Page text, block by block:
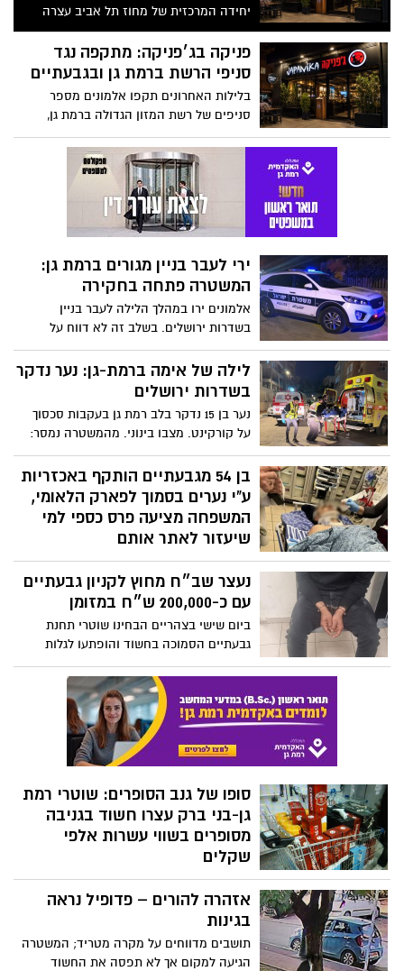
יחידה המרכזית של מחוז תל אביב עצרה
תושב רחובות בשנות ה־20 לחייו בחשד
למעורבות בהצתת סניף ג'פניקה בגבעתיים
ב־12 ביולי. בית המשפט האריך את מעצרו
פניקה בג׳פניקה: מתקפה נגד
סניפי הרשת ברמת גן ובגבעתיים
בלילות האחרונים תקפו אלמונים מספר
סניפים של רשת המזון הגדולה ברמת גן,
גבעתיים והאזור. המשטרה חוקרת
ירי לעבר בניין מגורים ברמת גן:
המשטרה פתחה בחקירה
אלמונים ירו במהלך הלילה לעבר בניין
בשדרות ירושלים. בשלב זה לא דווח על
נפגעים, והרקע לאירוע נמצא בבדיקה
לילה של אימה ברמת-גן: נער נדקר
בשדרות ירושלים
נער בן 15 נדקר בלב רמת גן בעקבות סכסוך
על קורקינט. מצבו בינוני. מהמשטרה נמסר:
"נפתחה חקירה לאיתור חשודים"
בן 54 מגבעתיים הותקף באכזריות
ע"י נערים בסמוך לפארק הלאומי,
המשפחה מציעה פרס כספי למי
שיעזור לאתר אותם
לדברי המשפחה ״ניסיון לרצח בצמוד לפארק
הלאומי. אולי אתם או הילדים שלכם הבאים
בתור״. רוכב אופניים מגבעתיים הותקף
והושלך לשיחים על ידי צעירים
נעצר שב״ח מחוץ לקניון גבעתיים
עם כ-200,000 ש״ח במזומן
ביום שישי בצהריים הבחינו שוטרי תחנת
גבעתיים הסמוכה בחשוד והופתעו לגלות
סכום כספי גבוה במיוחד
סופו של גנב הסופרים: שוטרי רמת
גן-בני ברק עצרו חשוד בגניבה
מסופרים בשווי עשרות אלפי
שקלים
חשוד שמלט מכניסות סופרמרקטים עם עגלות
מלאות נעצר על ידי משטרת בני ברק–רמת גן.
משבעה סופרמרקטים במרכז
אזהרה להורים – פדופיל נראה
בגינות
תושבים מדווחים על מקרה מטריד; המשטרה
הגיעה למקום אך לא תפסה את החשוד